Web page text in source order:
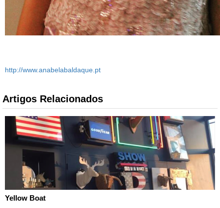
http://www.anabelabaldaque.pt
Artigos Relacionados
Yellow Boat